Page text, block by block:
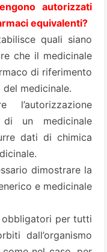
autorizzati
equivalenti?
quali siano
che il medicinale
di riferimento
medicinale.
di un medicinale
dati di chimica
dimostrare la
e medicinale
obbligatori per tutti
dall’organismo